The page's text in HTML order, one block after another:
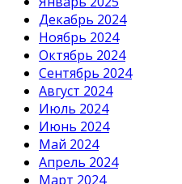
Декабрь 2024
Ноябрь 2024
Октябрь 2024
Сентябрь 2024
Август 2024
Июль 2024
Июнь 2024
Май 2024
Апрель 2024
Март 2024